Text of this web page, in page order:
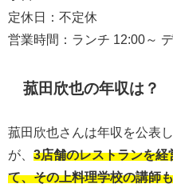
定休日：不定休
営業時間：ランチ 12:00～
菰田欣也の年収は？
菰田欣也さんは年収を公表
が、 3店舗のレストランを
て、その上料理学校の講師